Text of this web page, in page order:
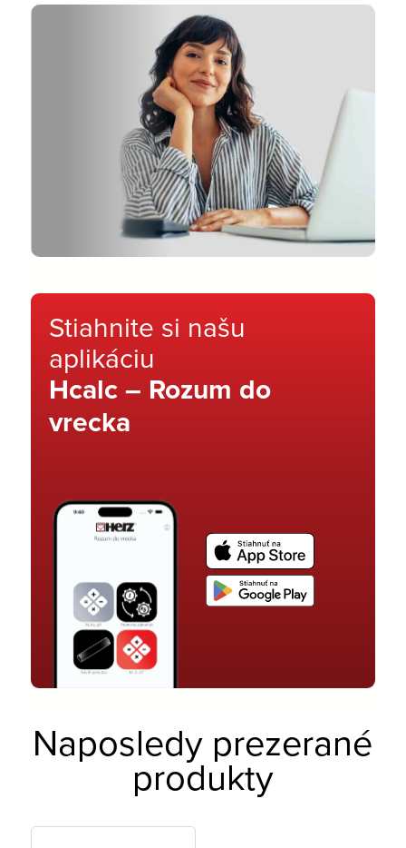
Stiahnite si našu
aplikáciu
Hcalc – Rozum do
vrecka
Naposledy prezerané
produkty